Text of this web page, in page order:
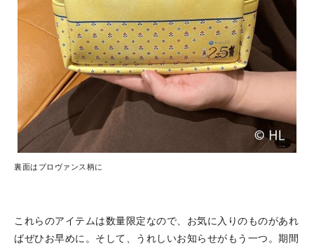
裏面はプロヴァンス柄に
これらのアイテムは数量限定なので、お気に入りのものがあれ
ばぜひお早めに。そして、うれしいお知らせがもう一つ。期間